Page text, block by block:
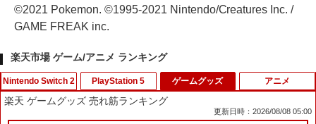
©2021 Pokemon. ©1995-2021 Nintendo/Creatures Inc. /
GAME FREAK inc.
楽天市場 ゲーム/アニメ ランキング
Nintendo Switch 2 PlayStation 5 ゲームグッズ
楽天 ゲームグッズ 売れ筋ランキング
更新日時：2026/08/08 05:00
アニメ